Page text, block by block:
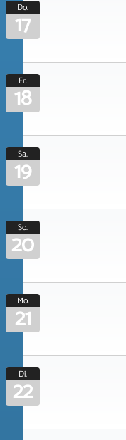
Do.
17
Fr.
18
Sa.
19
So.
20
Mo.
21
Di.
22